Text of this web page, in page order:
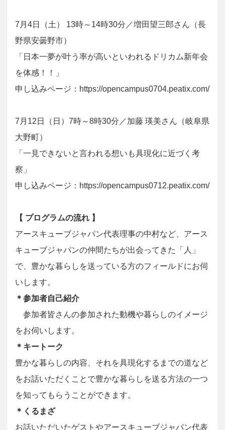
7月4日（土） 13時～14時30分／増田望三郎さん（長
野県安曇野市）
「日本一夢が叶う率が高いといわれるドリカム新年会
を体感！！」
申し込みページ： https://opencampus0704.peatix.com/
7月12日（日）7時～8時30分／加藤 瑛美さん（岐阜県
大野町）
「一見できないと言われる想いも具現化に近づく考
察」
申し込みページ： https://opencampus0712.peatix.com/
【 プログラムの流れ 】
アースキューブジャパン代表理事の中村など、アース
キューブジャパンの仲間たちが出会ってきた「人」
で、豊かな暮らしを送っている方のフィールドにお伺
いします。
＊参加者自己紹介
参加者皆さんの参加された動機や暮らしのイメージ
をお伺いします。
＊キートーク
豊かな暮らしの内容、それを具現化するまでの道など
をお話いただくことで豊かな暮らしを送る方法の一つ
を知ってもらうことができます。
＊くるまざ
お話いただいたゲストやアースキューブジャパン代表